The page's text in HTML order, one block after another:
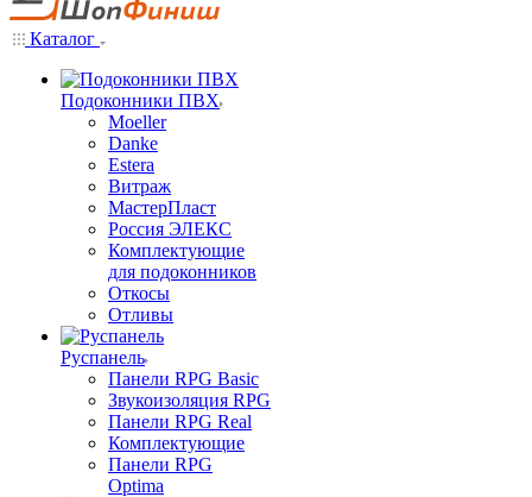
Каталог
Подоконники ПВХ
Moeller
Danke
Estera
Витраж
МастерПласт
Россия ЭЛЕКС
Комплектующие
для подоконников
Откосы
Отливы
Руспанель
Панели RPG Basic
Звукоизоляция RPG
Панели RPG Real
Комплектующие
Панели RPG
Optima